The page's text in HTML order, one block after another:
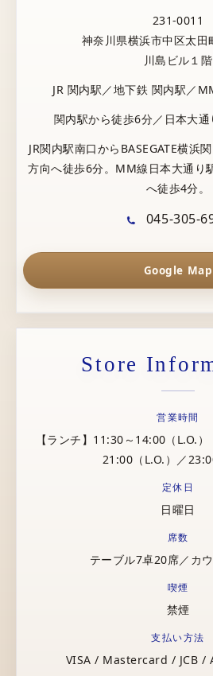
231-0011
神奈川県横浜市中区太
川島ビル１階
JR 関内駅／地下鉄 関内駅／
関内駅から徒歩6分／日本大
JR関内駅南口からBASEGATE横浜
方向へ徒歩6分。MM線日本大通り
へ徒歩4分。
045-305-
Google Map
Store
営業時間
【ランチ】11:30～14:00（L.O.
21:00（L.O.）／
定休日
日曜日
席数
テーブル7卓20席／カ
喫煙
禁煙
支払い方法
VISA / Mastercard / JCB /